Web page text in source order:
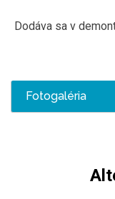
Dodáva sa v
Fotogaléria